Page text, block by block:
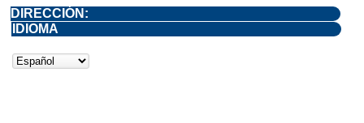
DIRECCIÓN:
IDIOMA